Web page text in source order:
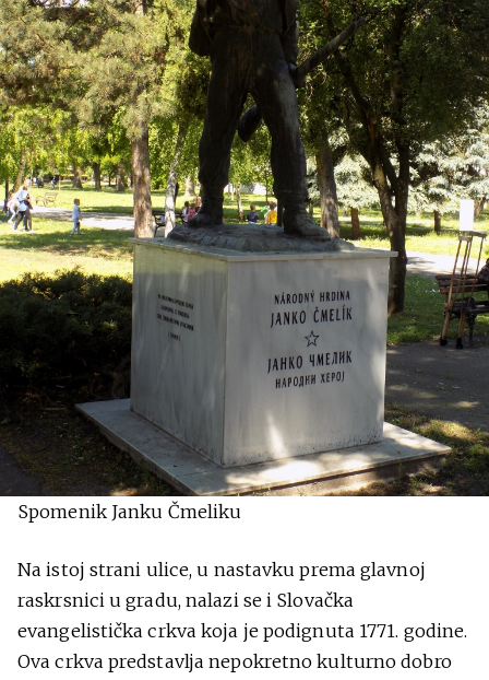
Spomenik Janku Čmeliku
Na istoj strani ulice, u nastavku prema glavnoj
raskrsnici u gradu, nalazi se i Slovačka
evangelistička crkva koja je podignuta 1771. godine.
Ova crkva predstavlja nepokretno kulturno dobro